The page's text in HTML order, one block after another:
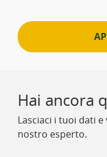
Hai ancora
Lasciaci i tuoi dati
nostro esperto.